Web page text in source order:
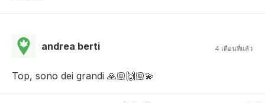
andrea berti 4 เดือนที่แล้ว
Top, sono dei grandi 🙏🏼🙌🏼💫